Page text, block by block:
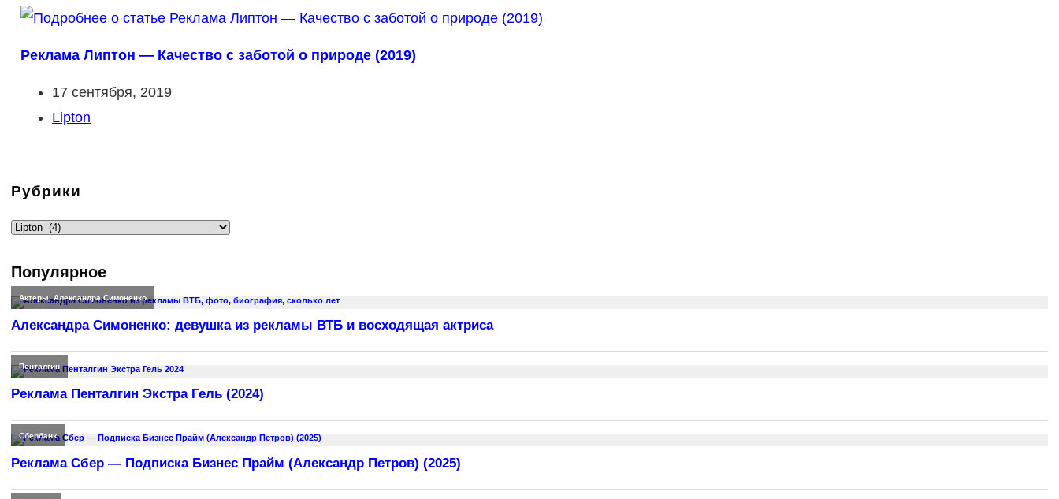
записи:
Реклама Липтон — Качество с заботой о природе (2019)
Запись
опубликована:
17 сентября, 2019
Рубрика
Lipton
Рубрики
Рубрики
Популярное
Актеры,Александра Симоненко
Александра Симоненко: девушка из рекламы ВТБ и восходящая актриса
Пенталгин
Реклама Пенталгин Экстра Гель (2024)
Сбербанк
Реклама Сбер — Подписка Бизнес Прайм (Александр Петров) (2025)